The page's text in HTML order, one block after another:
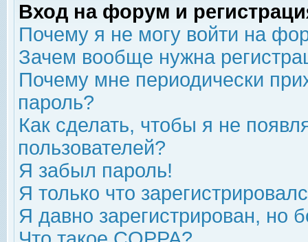
Вход на форум и
Почему я не могу войти на
Зачем вообще нужна
Почему мне периодически
пароль?
Как сделать, чтобы я не
пользователей?
Я забыл пароль!
Я только что
Я давно зарегистрирован, но